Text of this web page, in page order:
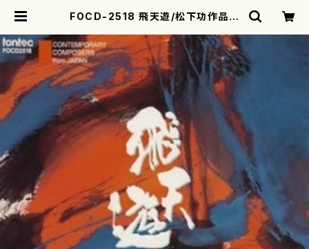
FOCD-2518 飛天遊/松下功作品集
日本フィルハーモニー交響楽団他/松
下功/CD） | motherearth